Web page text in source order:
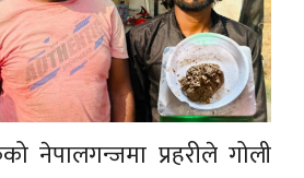
नेपालगन्जमा प्रहरीले गोली